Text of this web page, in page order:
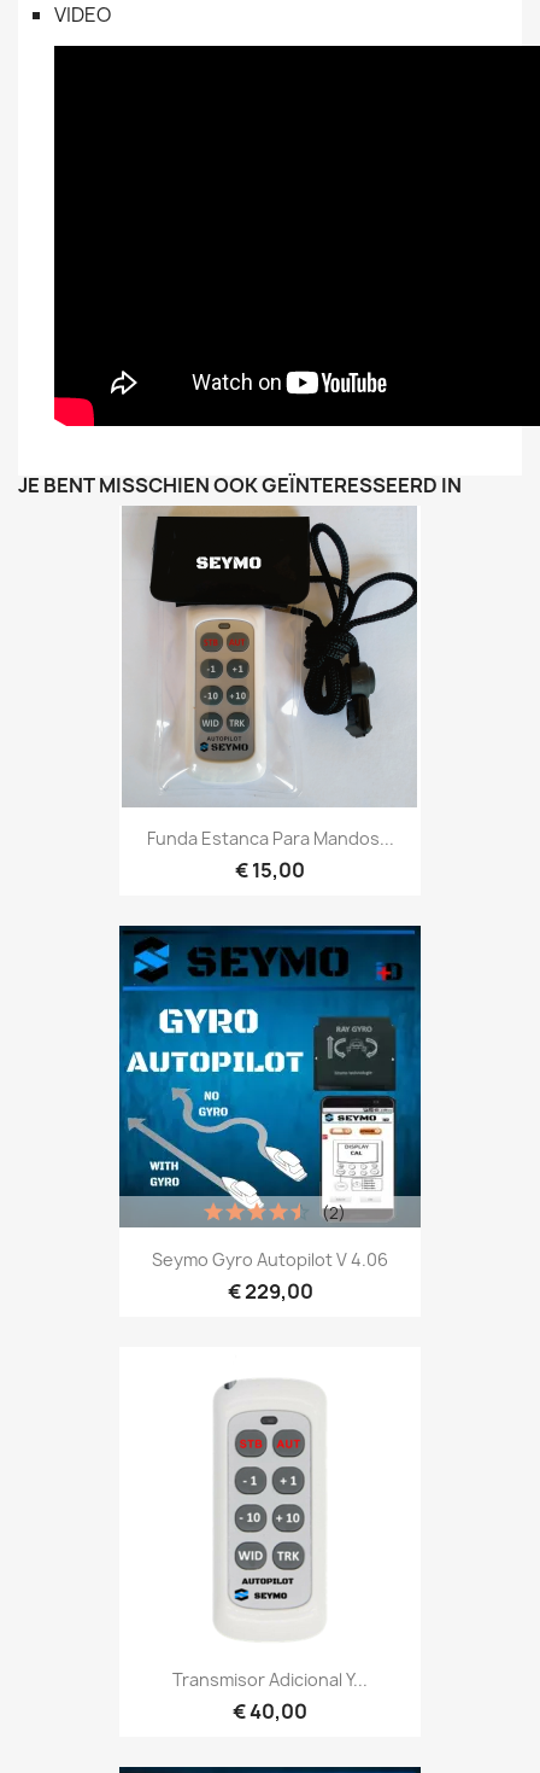
VIDEO
JE BENT MISSCHIEN OOK GEÏNTERESSEERD IN
Funda Estanca Para Mandos...
€ 15,00
Seymo Gyro Autopilot V 4.06
€ 229,00
(2)
Transmisor Adicional Y...
€ 40,00